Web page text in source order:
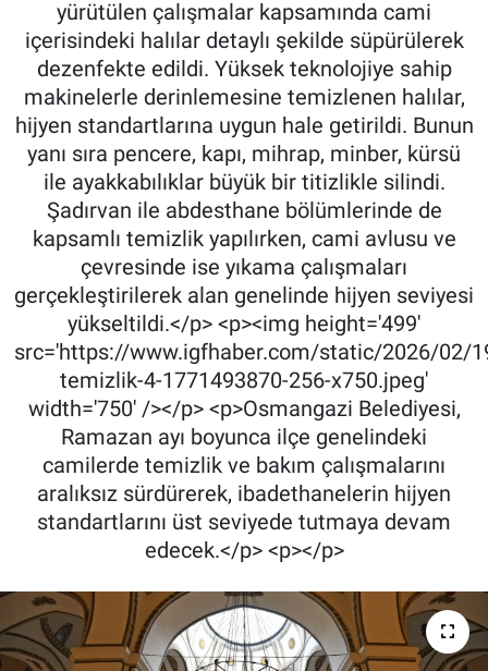
yürütülen çalışmalar kapsamında cami
içerisindeki halılar detaylı şekilde süpürülerek
dezenfekte edildi. Yüksek teknolojiye sahip
makinelerle derinlemesine temizlenen halılar,
hijyen standartlarına uygun hale getirildi. Bunun
yanı sıra pencere, kapı, mihrap, minber, kürsü
ile ayakkabılıklar büyük bir titizlikle silindi.
Şadırvan ile abdesthane bölümlerinde de
kapsamlı temizlik yapılırken, cami avlusu ve
çevresinde ise yıkama çalışmaları
gerçekleştirilerek alan genelinde hijyen seviyesi
yükseltildi.</p> <p><img height='499'
src='https://www.igfhaber.com/static/2026/02/
temizlik-4-1771493870-256-x750.jpeg'
width='750' /></p> <p>Osmangazi Belediyesi,
Ramazan ayı boyunca ilçe genelindeki
camilerde temizlik ve bakım çalışmalarını
aralıksız sürdürerek, ibadethanelerin hijyen
standartlarını üst seviyede tutmaya devam
edecek.</p> <p></p>